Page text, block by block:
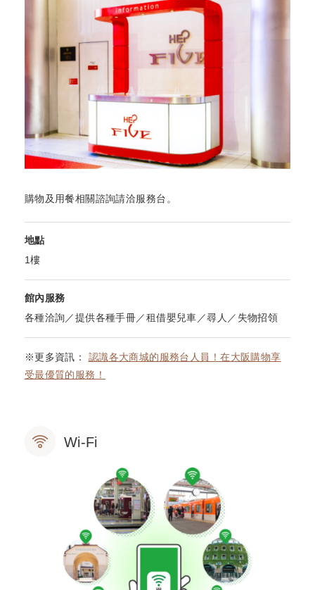
購物及用餐相關諮詢請洽服務台。
地點
1樓
館內服務
各種洽詢／提供各種手冊／租借嬰兒車／尋人／失物招領
※更多資訊： 認識各大商城的服務台人員！在大阪購物享
受最優質的服務！
Wi-Fi